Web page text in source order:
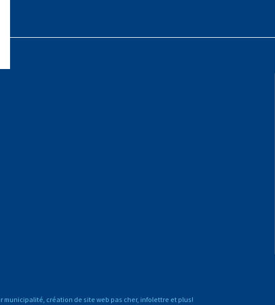
municipalité, création de site web pas cher, infolettre et plus!